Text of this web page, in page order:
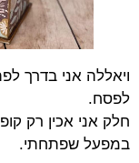
ויאללה אני בדרך
לפסח.
חלק אני אכין רק
במפעל שפתחתי.